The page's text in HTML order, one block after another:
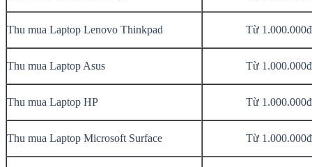
Thu mua Laptop Lenovo Thinkpad Từ
Thu mua Laptop Asus Từ
Thu mua Laptop HP Từ
Thu mua Laptop Microsoft Surface Từ